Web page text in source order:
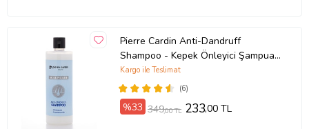
Pierre Cardin Anti-Dandruff
Shampoo - Kepek Önleyici Şampuan
400 ml
(6)
Kargo ile Teslimat
%33 349,00 TL 233,00 TL